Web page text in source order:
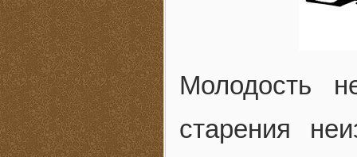
Молодость
старения